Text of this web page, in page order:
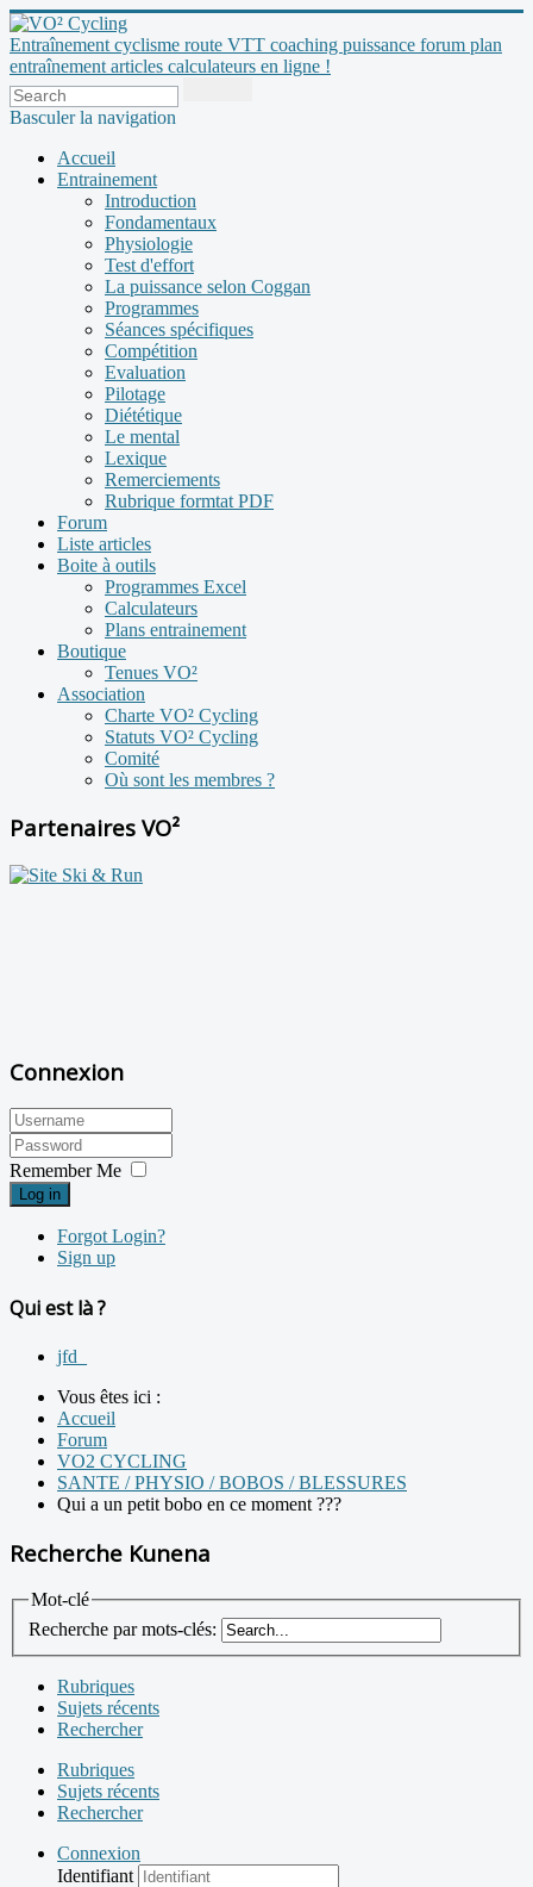
Entraînement cyclisme route VTT coaching puissance forum plan
entraînement articles calculateurs en ligne !
Basculer la navigation
Accueil
Entrainement
Introduction
Fondamentaux
Physiologie
Test d'effort
La puissance selon Coggan
Programmes
Séances spécifiques
Compétition
Evaluation
Pilotage
Diététique
Le mental
Lexique
Remerciements
Rubrique formtat PDF
Forum
Liste articles
Boite à outils
Programmes Excel
Calculateurs
Plans entrainement
Boutique
Tenues VO²
Association
Charte VO² Cycling
Statuts VO² Cycling
Comité
Où sont les membres ?
Partenaires VO²
Connexion
Remember Me
Log in
Forgot Login?
Sign up
Qui est là ?
jfd_
Vous êtes ici :
Accueil
Forum
VO2 CYCLING
SANTE / PHYSIO / BOBOS / BLESSURES
Qui a un petit bobo en ce moment ???
Recherche Kunena
Mot-clé
Recherche par mots-clés:
Rubriques
Sujets récents
Rechercher
Rubriques
Sujets récents
Rechercher
Connexion
Identifiant